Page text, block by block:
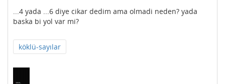
...4 yada ...6 diye cikar dedim ama olmadi neden? yada
baska bi yol var mi?
köklü-sayılar